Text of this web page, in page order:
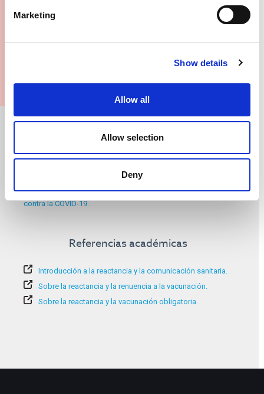
Marketing
Show details
Allow all
Allow selection
Deny
¿Dónde puedo obtener más información?
Información adicional:
El papel de la obligatoriedad de vacunación.
Por qué la vacunación obligatoria no es nada nuevo.
Protestas en Francia: enfrentamientos con la policía el Día de la
Bastilla en medio del enfado por el endurecimiento de las normas
contra la COVID-19.
Referencias académicas
Introducción a la reactancia y la comunicación sanitaria.
Sobre la reactancia y la renuencia a la vacunación.
Sobre la reactancia y la vacunación obligatoria.